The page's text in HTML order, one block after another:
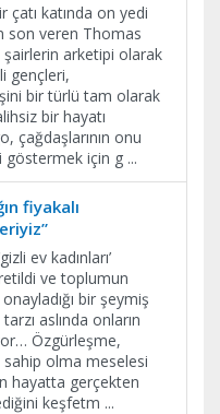
çatı katında on yedi
son veren Thomas
şairlerin arketipi olarak
gençleri,
bir türlü tam olarak
bir hayatı
çağdaşlarının onu
göstermek için g ...
fiyakalı
ev kadınları’
ve toplumun
bir şeymiş
aslında onların
Özgürleşme,
sahip olma meselesi
hayatta gerçekten
keşfetm ...